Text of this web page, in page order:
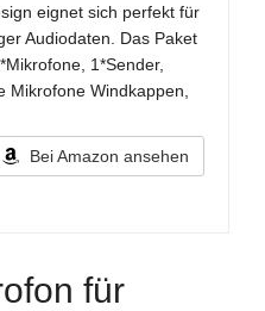
eignet sich perfekt für
Audiodaten. Das Paket
1*Sender,
Mikrofone Windkappen,
Bei Amazon ansehen
für